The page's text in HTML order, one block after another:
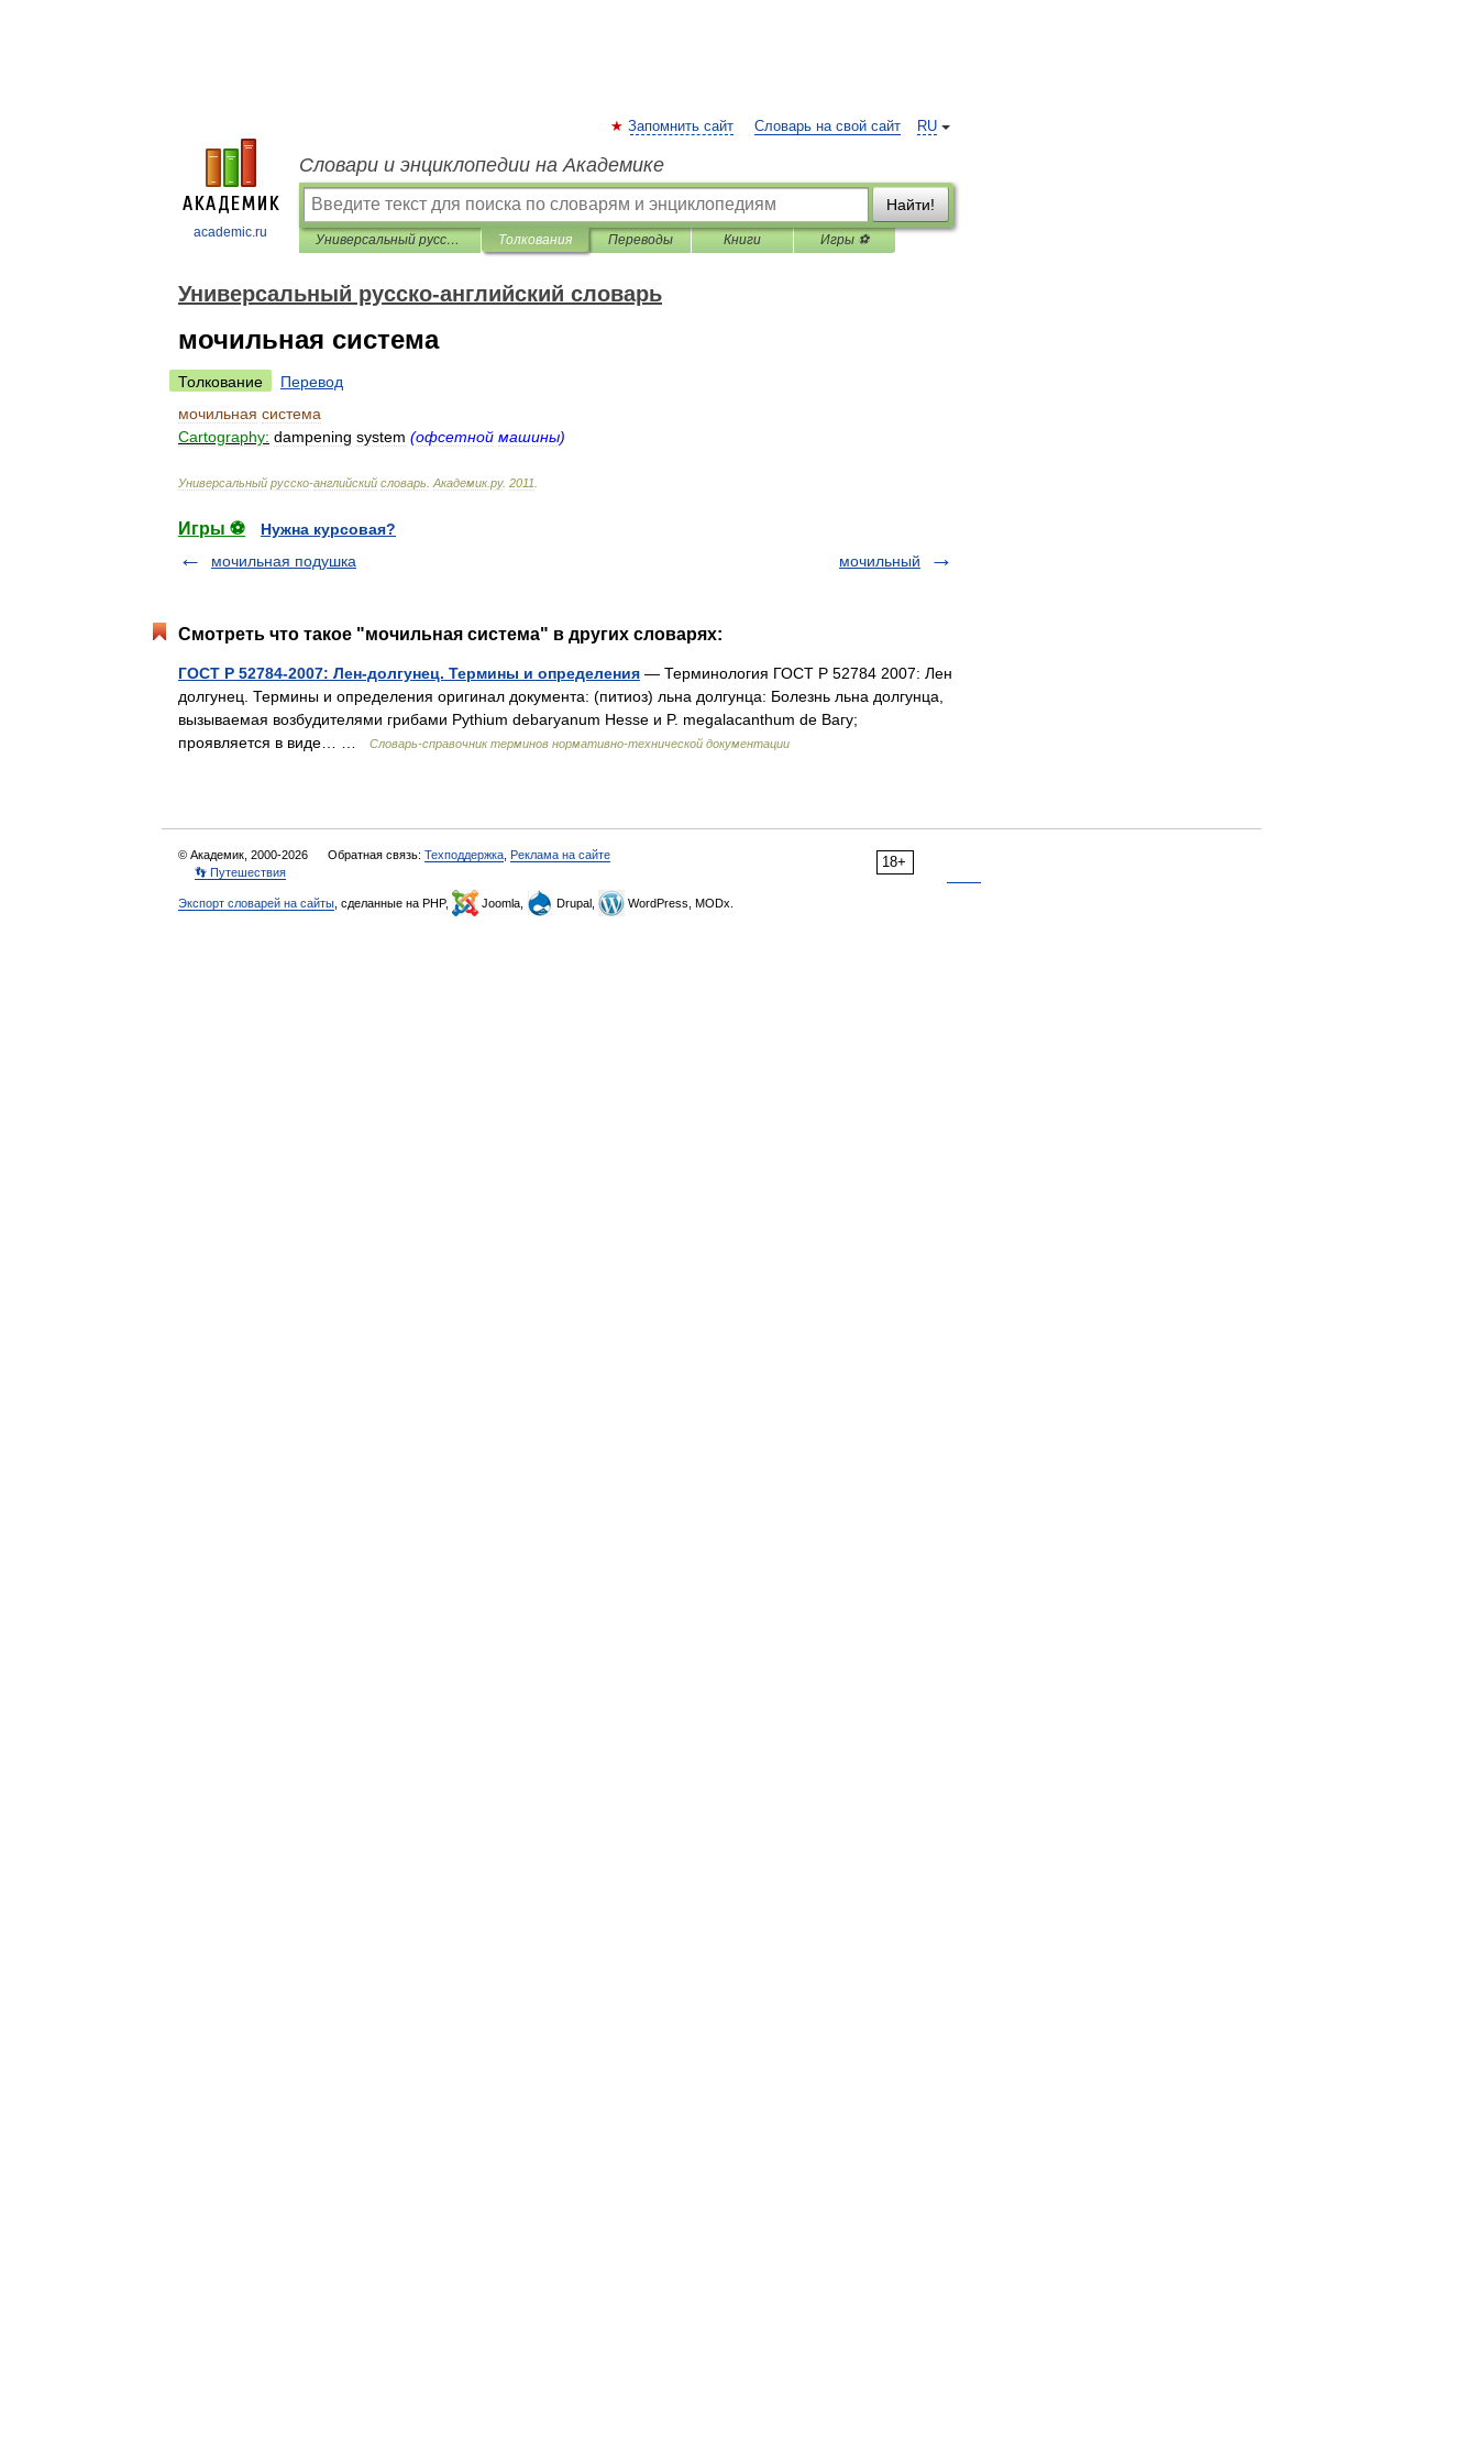
academic.ru
RU
Запомнить сайт Словарь на свой сайт
Словари и энциклопедии на Академике
Найти!
Универсальный русско-английский словарь Толкования Переводы Книги Игры ⚽
Универсальный русско-английский словарь
мочильная система
Толкование
Перевод
мочильная система
Cartography: dampening system (офсетной машины)
Универсальный русско-английский словарь Академик.ру. 2011
Игры ⚽
Нужна курсовая?
мочильная подушка
мочильный
Смотреть что такое "мочильная система" в других словарях:
ГОСТ Р 52784-2007: Лен-долгунец. Термины и определения — Терминология ГОСТ Р 52784 2007: Лен
долгунец. Термины и определения оригинал документа: (питиоз) льна долгунца: Болезнь льна долгунца,
вызываемая возбудителями грибами Pythium debaryanum Hesse и P. megalacanthum de Вагу;
проявляется в виде… …
Словарь-справочник терминов нормативно-технической документации
18+
© Академик, 2000-2026 Обратная связь: Техподдержка Реклама на сайте
👣 Путешествия
Экспорт словарей на сайты , сделанные на PHP, Joomla, Drupal, WordPress, MODx.